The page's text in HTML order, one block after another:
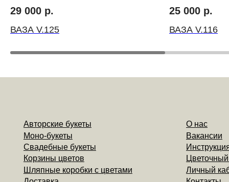
29 000 р.
ВАЗА V.125
25 000 р.
ВАЗА V.116
Контакты
Доставка
Компаниям